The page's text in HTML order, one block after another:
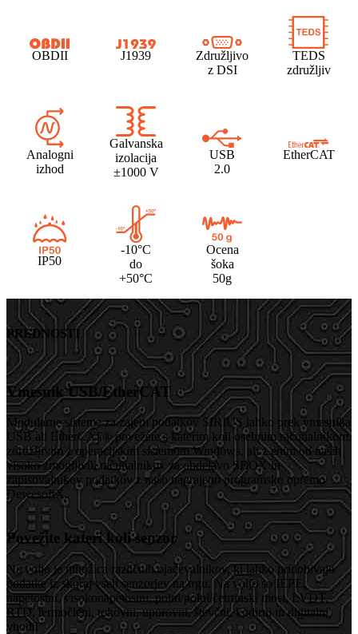
OBDII J1939
Združljivo
z DSI
TEDS
združljiv
Analogni
izhod
Galvanska
izolacija
±1000 V
USB
2.0
EtherCAT
IP50
-10°C
do
+50°C
Ocena
šoka
50g
PREDNOSTI
Vmesnik USB/EtherCAT
Modularne sisteme za zajem podatkov SIRIUS lahko prek vmesnika
USB ali EtherCAT® povežete s katerim koli osebnim računalnikom,
združljivim z operacijskim sistemom Windows, ali z enim od naših
visoko zmogljivih računalnikov za obdelavo SBOX in
zapisovalnikov podatkov z našo nagrajeno programsko opremo
DewesoftX.
Povežite kateri koli senzor
Na voljo je množica različnih ojačevalnikov, ki lahko pridobivajo
podatke iz skoraj vseh senzorjev na trgu. Na voljo so IEPE,
napetostni, visokonapetostni, polni/polni/četrtinski most, LVDT,
RTD, termočleni, tokovni, uporovni, števčni, kodirni in digitalni
vhodi.